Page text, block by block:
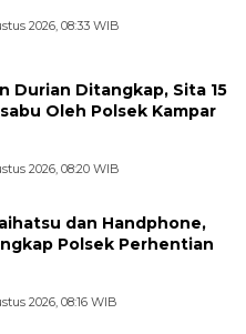
2026, 08:33 WIB
Durian Ditangkap, Sita 15
Oleh Polsek Kampar
2026, 08:20 WIB
dan Handphone,
Polsek Perhentian
2026, 08:16 WIB